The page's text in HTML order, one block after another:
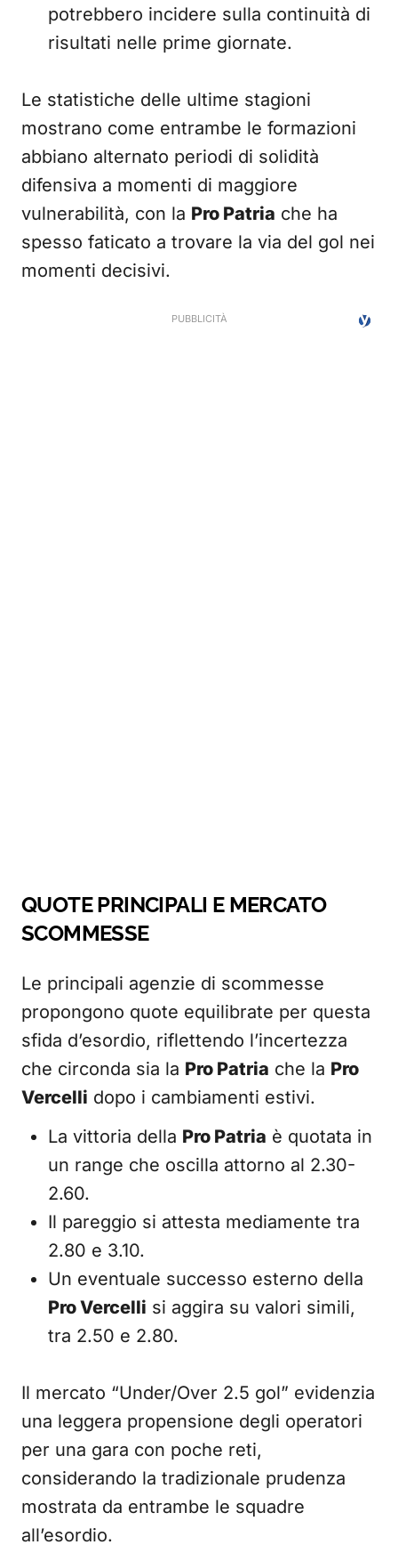
potrebbero incidere sulla continuità di
risultati nelle prime giornate.
Le statistiche delle ultime stagioni
mostrano come entrambe le formazioni
abbiano alternato periodi di solidità
difensiva a momenti di maggiore
vulnerabilità, con la Pro Patria che ha
spesso faticato a trovare la via del gol nei
momenti decisivi.
QUOTE PRINCIPALI E MERCATO
SCOMMESSE
Le principali agenzie di scommesse
propongono quote equilibrate per questa
sfida d’esordio, riflettendo l’incertezza
che circonda sia la Pro Patria che la Pro
Vercelli dopo i cambiamenti estivi.
La vittoria della Pro Patria è quotata in
un range che oscilla attorno al 2.30-
2.60.
Il pareggio si attesta mediamente tra
2.80 e 3.10.
Un eventuale successo esterno della
Pro Vercelli si aggira su valori simili,
tra 2.50 e 2.80.
Il mercato “Under/Over 2.5 gol” evidenzia
una leggera propensione degli operatori
per una gara con poche reti,
considerando la tradizionale prudenza
mostrata da entrambe le squadre
all’esordio.